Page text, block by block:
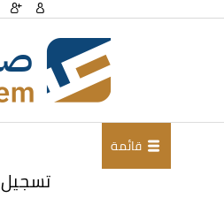
قائمة
تسجيل